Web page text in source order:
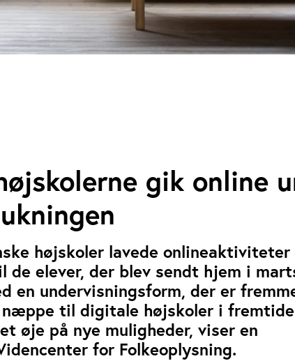
gik online
højskoler lavede
de elever, der blev sendt hjem i
en undervisningsform, der er
til digitale højskoler i
øje på nye muligheder, viser en
for Folkeoplysning.